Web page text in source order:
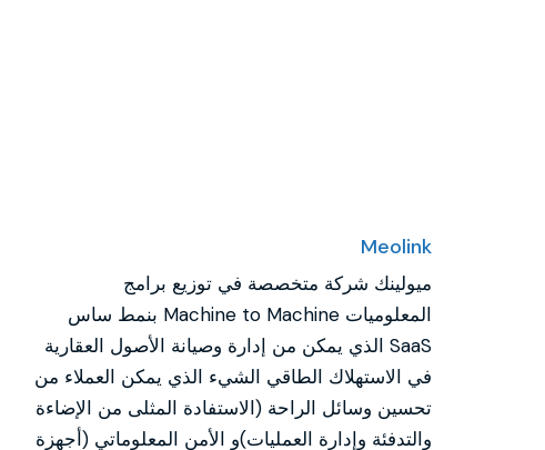
Meolink
ميولينك شركة متخصصة في توزيع برامج
المعلوميات Machine to Machine بنمط ساس
SaaS الذي يمكن من إدارة وصيانة الأصول العقارية
في الاستهلاك الطاقي الشيء الذي يمكن العملاء من
تحسين وسائل الراحة (الاستفادة المثلى من الإضاءة
والتدفئة وإدارة العمليات)و الأمن المعلوماتي (أجهزة